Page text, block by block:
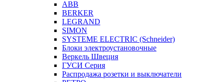
ABB
BERKER
LEGRAND
SIMON
SYSTEME ELECTRIC (Schneider)
Блоки электроустановочные
Веркель Швеция
ГУСИ Серия
Распродажа розетки и выключатели